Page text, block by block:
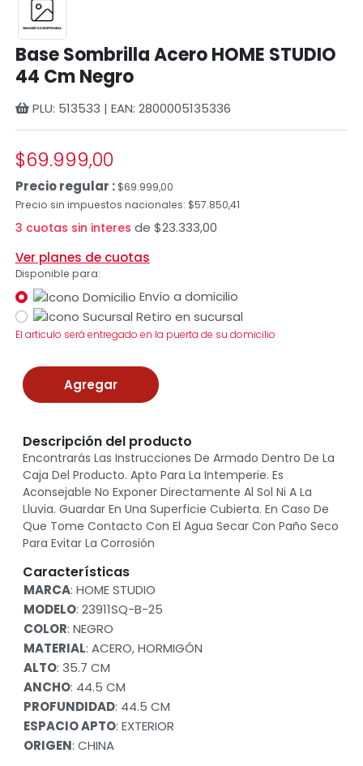
Base Sombrilla Acero HOME STUDIO
44 Cm Negro
PLU: 513533 | EAN: 2800005135336
$69.999,00
Precio regular :$69.999,00
Precio sin impuestos nacionales: $57.850,41
3 cuotas sin interes de $23.333,00
Ver planes de cuotas
Disponible para:
Envío a domicilio
Retiro en sucursal
El articulo será entregado en la puerta de su domicilio
Agregar
Descripción del producto
Encontrarás Las Instrucciones De Armado Dentro De La
Caja Del Producto. Apto Para La Intemperie. Es
Aconsejable No Exponer Directamente Al Sol Ni A La
Lluvia. Guardar En Una Superficie Cubierta. En Caso De
Que Tome Contacto Con El Agua Secar Con Paño Seco
Para Evitar La Corrosión
Características
MARCA: HOME STUDIO
MODELO: 23911SQ-B-25
COLOR: NEGRO
MATERIAL: ACERO, HORMIGÓN
ALTO: 35.7 CM
ANCHO: 44.5 CM
PROFUNDIDAD: 44.5 CM
ESPACIO APTO: EXTERIOR
ORIGEN: CHINA